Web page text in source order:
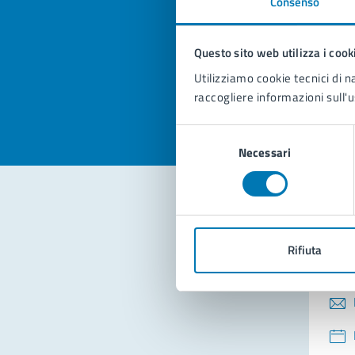
Questo sito web utilizza i
Utilizziamo cookie tecnici di
raccogliere informazioni
consenso
Necessari
Rifiuta